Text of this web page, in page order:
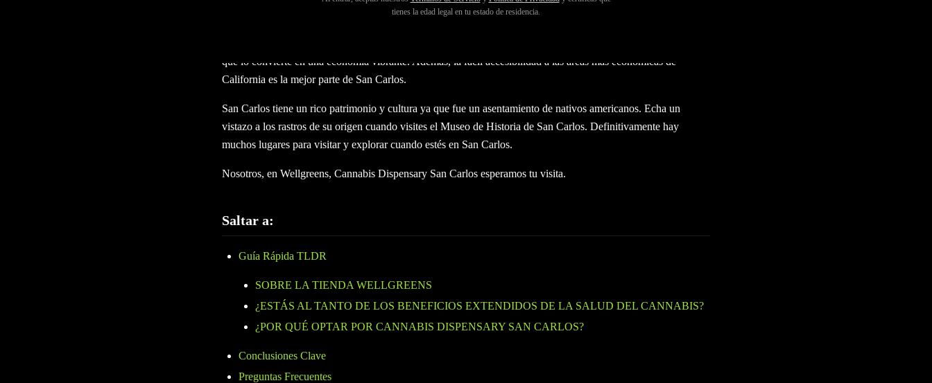
tienes la edad legal en tu estado de residencia.
El hermoso lugar – San Carlos en California vale la pena visitar. Es uno de los secretos mejor guardados del
que lo convierte en una economía vibrante. Además, la fácil accesibilidad a las áreas más económicas de
California es la mejor parte de San Carlos.
San Carlos tiene un rico patrimonio y cultura ya que fue un asentamiento de nativos americanos. Echa un
vistazo a los rastros de su origen cuando visites el Museo de Historia de San Carlos. Definitivamente hay
muchos lugares para visitar y explorar cuando estés en San Carlos.
Nosotros, en Wellgreens, Cannabis Dispensary San Carlos esperamos tu visita.
Saltar a:
Guía Rápida TLDR
SOBRE LA TIENDA WELLGREENS
¿ESTÁS AL TANTO DE LOS BENEFICIOS EXTENDIDOS DE LA SALUD DEL CANNABIS?
¿POR QUÉ OPTAR POR CANNABIS DISPENSARY SAN CARLOS?
Conclusiones Clave
Preguntas Frecuentes